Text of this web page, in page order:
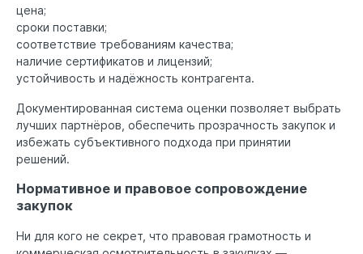
цена;
сроки поставки;
соответствие требованиям качества;
наличие сертификатов и лицензий;
устойчивость и надёжность контрагента.
Документированная система оценки позволяет выбрать
лучших партнёров, обеспечить прозрачность закупок и
избежать субъективного подхода при принятии
решений.
Нормативное и правовое сопровождение
закупок
Ни для кого не секрет, что правовая грамотность и